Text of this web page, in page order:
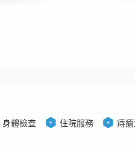
身體檢查 住院服務 痔